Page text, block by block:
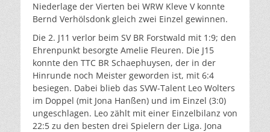
Niederlage der Vierten bei WRW Kleve V konnte
Bernd Verhölsdonk gleich zwei Einzel gewinnen.
Die 2. J11 verlor beim SV BR Forstwald mit 1:9; den
Ehrenpunkt besorgte Amelie Fleuren. Die J15
konnte den TTC BR Schaephuysen, der in der
Hinrunde noch Meister geworden ist, mit 6:4
besiegen. Dabei blieb das SVW-Talent Leo Wolters
im Doppel (mit Jona Hanßen) und im Einzel (3:0)
ungeschlagen. Leo zählt mit einer Einzelbilanz von
22:5 zu den besten drei Spielern der Liga. Jona